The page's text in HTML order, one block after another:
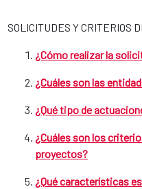
SOLICITUDES Y CRITERIOS
¿Cómo realizar la
¿Cuáles son las
¿Qué tipo de
¿Cuáles son los
proyectos?
¿Qué características